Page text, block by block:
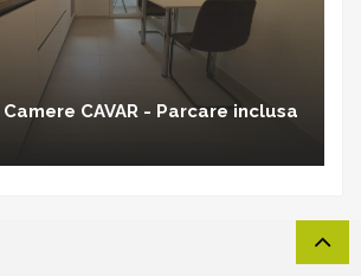
CAVAR - Parcare inclusa